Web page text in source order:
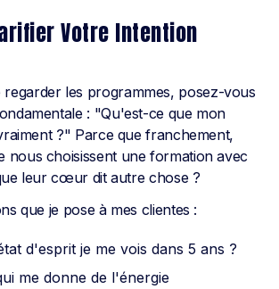
Votre Intention
regarder les programmes, posez-vous
: "Qu'est-ce que mon
?" Parce que franchement,
nous choisissent une formation avec
leur cœur dit autre chose ?
que je pose à mes clientes :
d'esprit je me vois dans 5 ans ?
me donne de l'énergie